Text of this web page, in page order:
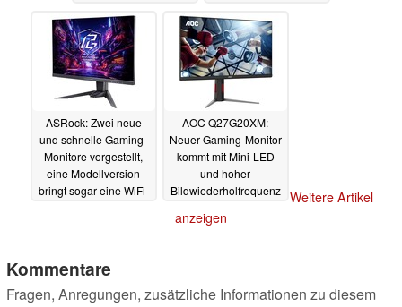
ASRock: Zwei neue
und schnelle Gaming-
Monitore vorgestellt,
eine Modellversion
bringt sogar eine WiFi-
AOC Q27G20XM:
Neuer Gaming-Monitor
kommt mit Mini-LED
und hoher
Bildwiederholfrequenz
Weitere Artikel
anzeigen
Kommentare
Fragen, Anregungen, zusätzliche Informationen zu diesem